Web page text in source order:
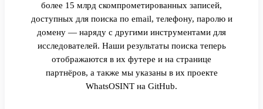
более 15 млрд скомпрометированных записей,
доступных для поиска по email, телефону, паролю и
домену — наряду с другими инструментами для
исследователей. Наши результаты поиска теперь
отображаются в их футере и на странице
партнёров, а также мы указаны в их проекте
WhatsOSINT на GitHub.